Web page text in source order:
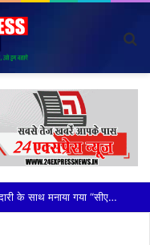
*विदेशी मूल के व्यक्तियों (नाइजीरियन) से परेशान होकर ग्राम वासियों ने रबूपुरा थाने में एक ज्ञापन दिया*